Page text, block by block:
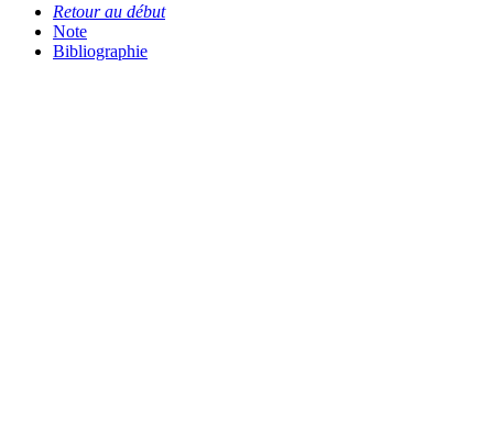
Retour au début
Note
Bibliographie